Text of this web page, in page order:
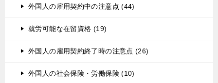
外国人の雇用契約中の注意点 (44)
就労可能な在留資格 (19)
外国人の雇用契約終了時の注意点 (26)
外国人の社会保険・労働保険 (10)